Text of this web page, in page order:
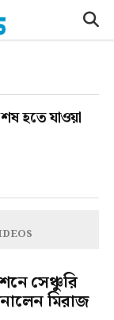
হতে যাওয়া
সেঞ্চুরি
মিরাজ